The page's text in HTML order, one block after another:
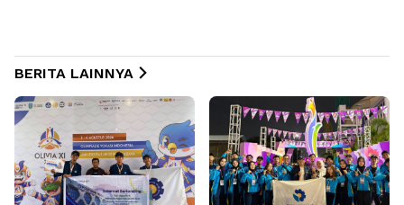
BERITA LAINNYA